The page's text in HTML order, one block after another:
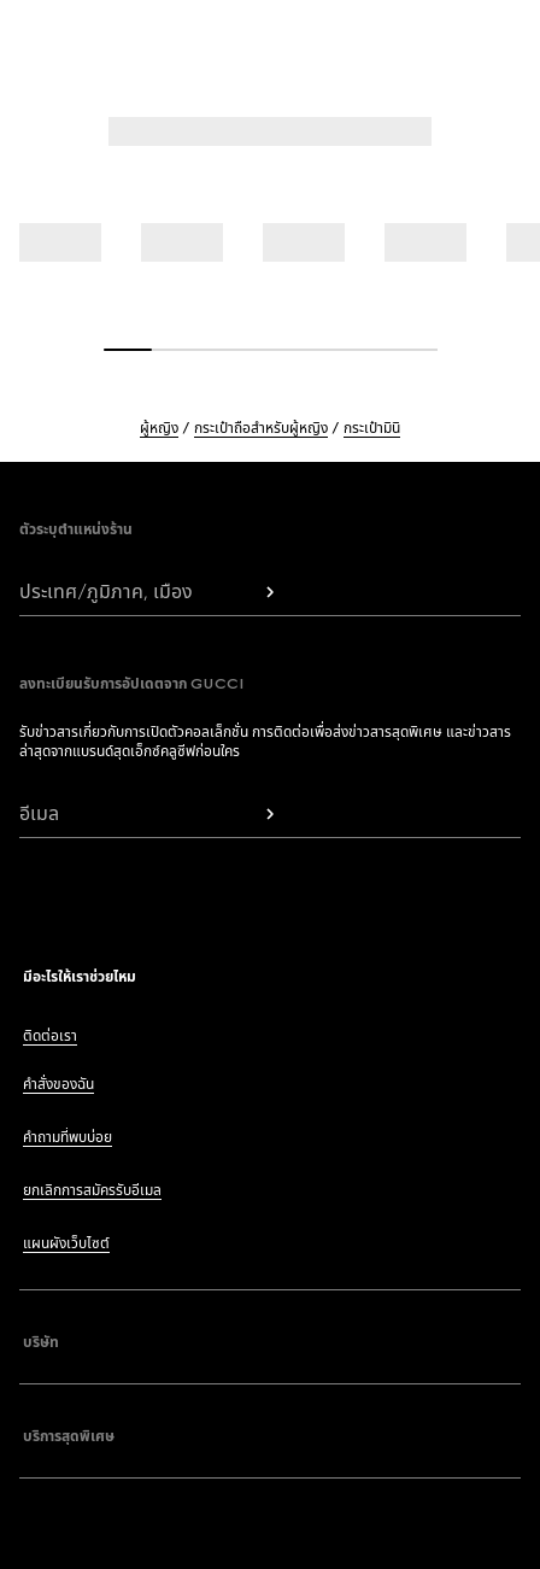
ผู้หญิง กระเป๋าถือสำหรับผู้หญิง กระเป๋ามินิ
ตัวระบุตำแหน่งร้าน
ประเทศ/ภูมิภาค, เมือง
ลงทะเบียนรับการอัปเดตจาก GUCCI
รับข่าวสารเกี่ยวกับการเปิดตัวคอลเล็กชั่น การติดต่อเพื่อส่งข่าวสารสุดพิเศษ และข่าวสาร
ล่าสุดจากแบรนด์สุดเอ็กซ์คลูซีฟก่อนใคร
อีเมล
มีอะไรให้เราช่วยไหม
ติดต่อเรา
คำสั่งของฉัน
คำถามที่พบบ่อย
ยกเลิกการสมัครรับอีเมล
แผนผังเว็บไซต์
บริษัท
บริการสุดพิเศษ